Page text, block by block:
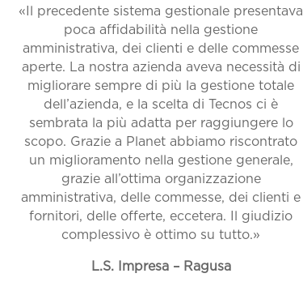
«Il precedente sistema gestionale presentava
poca affidabilità nella gestione
amministrativa, dei clienti e delle commesse
aperte. La nostra azienda aveva necessità di
migliorare sempre di più la gestione totale
dell’azienda, e la scelta di Tecnos ci è
sembrata la più adatta per raggiungere lo
scopo. Grazie a Planet abbiamo riscontrato
un miglioramento nella gestione generale,
grazie all’ottima organizzazione
amministrativa, delle commesse, dei clienti e
fornitori, delle offerte, eccetera. Il giudizio
complessivo è ottimo su tutto.»
L.S. Impresa – Ragusa